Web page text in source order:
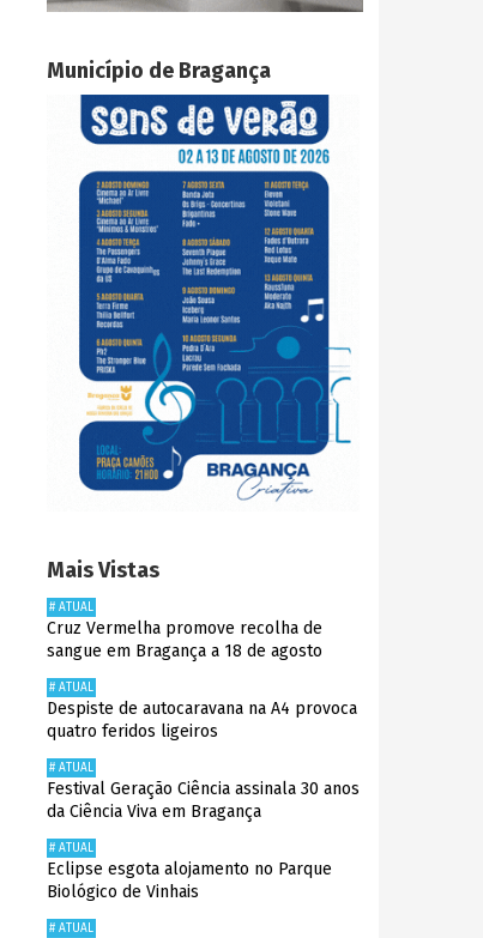
Município de Bragança
Mais Vistas
# ATUAL
Cruz Vermelha promove recolha de
sangue em Bragança a 18 de agosto
# ATUAL
Despiste de autocaravana na A4 provoca
quatro feridos ligeiros
# ATUAL
Festival Geração Ciência assinala 30 anos
da Ciência Viva em Bragança
# ATUAL
Eclipse esgota alojamento no Parque
Biológico de Vinhais
# ATUAL